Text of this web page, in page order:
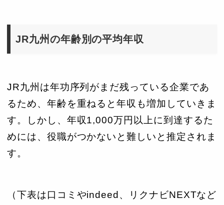
JR九州の年齢別の平均年収
JR九州は年功序列がまだ残っている企業であ
るため、年齢を重ねると年収も増加していきま
す。しかし、年収1,000万円以上に到達するた
めには、役職がつかないと難しいと推定されま
す。
（下表は口コミやindeed、リクナビNEXTなど